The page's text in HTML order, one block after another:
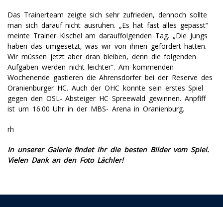
Das Trainerteam zeigte sich sehr zufrieden, dennoch sollte
man sich darauf nicht ausruhen. „Es hat fast alles gepasst“
meinte Trainer Kischel am darauffolgenden Tag. „Die Jungs
haben das umgesetzt, was wir von ihnen gefordert hatten.
Wir müssen jetzt aber dran bleiben, denn die folgenden
Aufgaben werden nicht leichter“. Am kommenden
Wochenende gastieren die Ahrensdorfer bei der Reserve des
Oranienburger HC. Auch der OHC konnte sein erstes Spiel
gegen den OSL- Absteiger HC Spreewald gewinnen. Anpfiff
ist um 16:00 Uhr in der MBS- Arena in Oranienburg.
rh
In unserer Galerie findet ihr die besten Bilder vom Spiel.
Vielen Dank an den Foto Lächler!